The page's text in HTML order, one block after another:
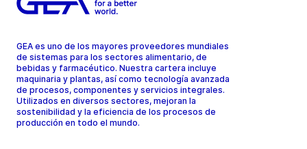
GEA es uno de los mayores proveedores mundiales
de sistemas para los sectores alimentario, de
bebidas y farmacéutico. Nuestra cartera incluye
maquinaria y plantas, así como tecnología avanzada
de procesos, componentes y servicios integrales.
Utilizados en diversos sectores, mejoran la
sostenibilidad y la eficiencia de los procesos de
producción en todo el mundo.